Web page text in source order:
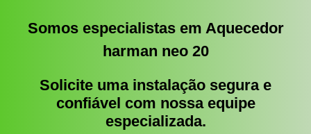
Somos especialistas em Aquecedor
harman neo 20
Solicite uma instalação segura e
confiável com nossa equipe
especializada.